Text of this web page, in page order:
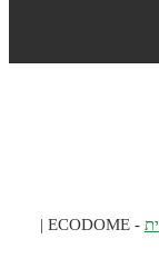
- ECODOME |